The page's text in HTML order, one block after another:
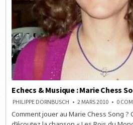
Echecs & Musique : Marie Chess
PHILIPPE DORNBUSCH 2 MARS 2010 0
Comment jouer au Marie Chess Song ?